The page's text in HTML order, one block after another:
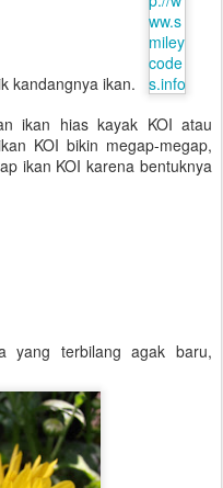
kandangnya ikan.
ikan hias kayak KOI atau
KOI bikin megap-megap,
ikan KOI karena bentuknya
yang terbilang agak baru,